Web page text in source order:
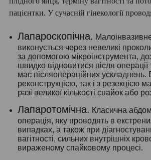
пацієнтки. У сучасній гінекології
Лапароскопічна.
виконується через невеликі
за допомогою мікроінструмента,
швидко відновитися після
має післяопераційних ускладнень.
реконструкцією, так і з резекцією
разі великої кількості спайок або
Лапаротомічна. Класична
операція, яку проводять в
випадках, а також при
вагітності, сильних внутрішніх
вираженому спайковому процесі.